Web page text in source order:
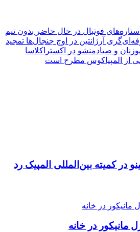
فوتبال در حال حاضر بدون تیم
آرژانتین در اوج جنجال‌ها تمجید
و صیادمنشو در اکستراکلاسا
از المپیاکوس مطرح است
در کمیته بین‌المللی المپیک رد
مانیکور در خانه